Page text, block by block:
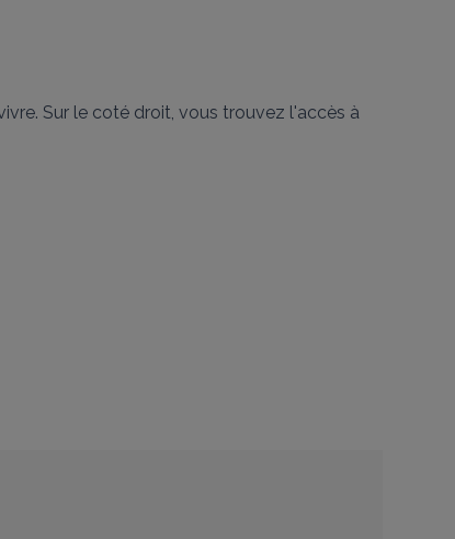
Sur le coté droit, vous trouvez l'accès à